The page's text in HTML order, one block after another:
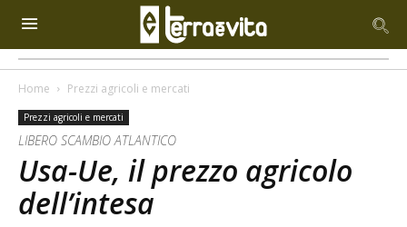
Home Prezzi agricoli e mercati
Prezzi agricoli e mercati
LIBERO SCAMBIO ATLANTICO
Usa-Ue, il prezzo agricolo
dell’intesa